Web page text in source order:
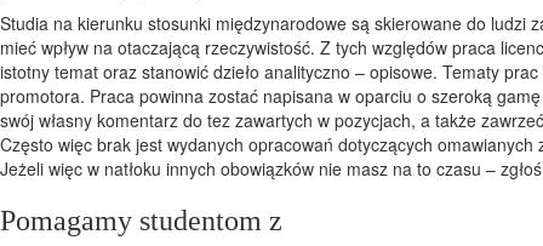
Studia na kierunku stosunki międzynarodowe są skierowane do
mieć wpływ na otaczającą rzeczywistość. Z tych względów praca
istotny temat oraz stanowić dzieło analityczno – opisowe. Tematy
promotora. Praca powinna zostać napisana w oparciu o szeroką
swój własny komentarz do tez zawartych w pozycjach, a także
Często więc brak jest wydanych opracowań dotyczących
Jeżeli więc w natłoku innych obowiązków nie masz na to czasu –
Pomagamy studentom z